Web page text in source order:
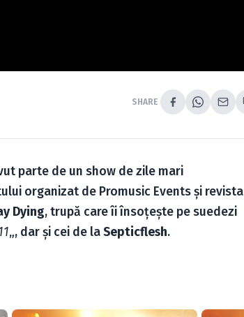
SHARE
parte de un show de zile mari
organizat de Promusic Events şi revista
Dying, trupă care îi însoţeşte pe suedezi
„, dar şi cei de laSepticflesh.